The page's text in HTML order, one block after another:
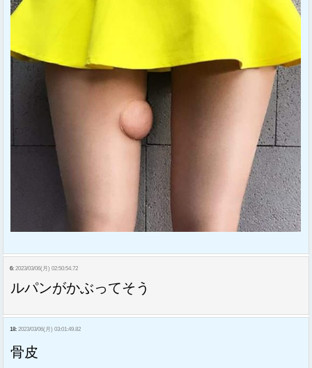
6: 2023/03/06(月) 02:50:54.72
ルパンがかぶってそう
18: 2023/03/06(月) 03:01:49.82
骨皮